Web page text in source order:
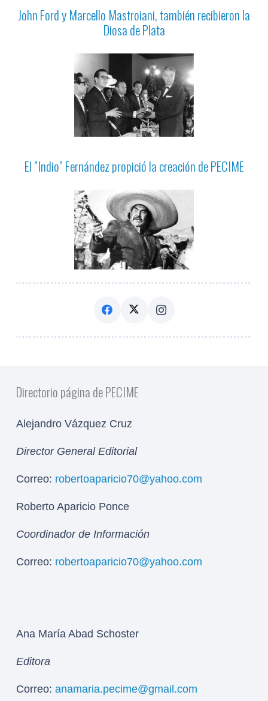
John Ford y Marcello Mastroiani, también recibieron la
Diosa de Plata
El ”Indio” Fernández propició la creación de PECIME
Directorio página de PECIME
Alejandro Vázquez Cruz
Director General Editorial
Correo: robertoaparicio70@yahoo.com
Roberto Aparicio Ponce
Coordinador de Información
Correo: robertoaparicio70@yahoo.com
Ana María Abad Schoster
Editora
Correo: anamaria.pecime@gmail.com